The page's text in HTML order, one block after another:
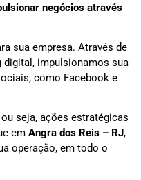
negócios através
sua empresa. Através de
impulsionamos sua
como Facebook e
seja, ações estratégicas
em Angra dos Reis – RJ,
operação, em todo o